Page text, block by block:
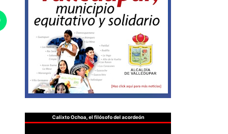
Calixto Ochoa, el filósofo del acordeón